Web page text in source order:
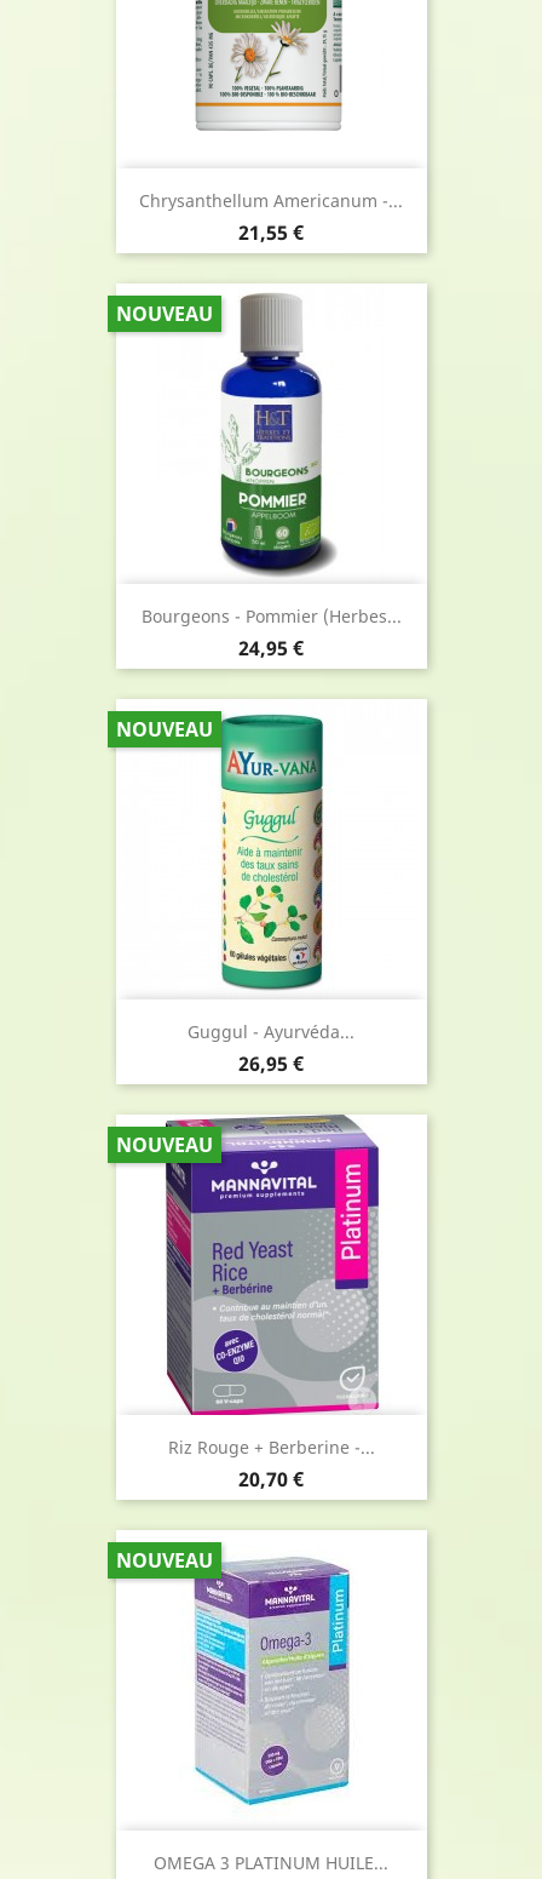
Chrysanthellum Americanum -...
Prix
21,55 €
Bourgeons - Pommier (Herbes...
Prix
24,95 €
NOUVEAU
Guggul - Ayurvéda...
Prix
26,95 €
NOUVEAU
Riz Rouge + Berberine -...
Prix
20,70 €
NOUVEAU
OMEGA 3 PLATINUM HUILE...
NOUVEAU